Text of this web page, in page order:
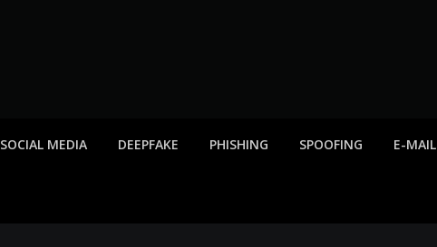
SOCIAL MEDIA DEEPFAKE PHISHING SPOOFING E-MAIL